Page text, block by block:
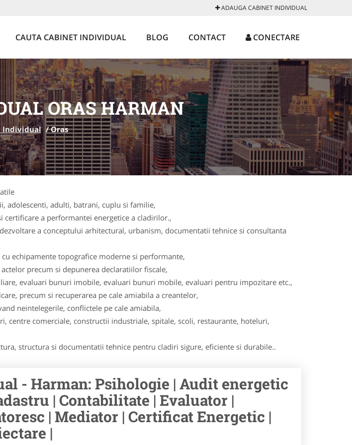
ADAUGA CABINET INDIVIDUAL
CAUTA CABINET INDIVIDUAL BLOG CONTACT CONECTARE
ORAS HARMAN
Individual /Oras
adolescenti, adulti, batrani, cuplu si familie,
certificare a performantei energetice a cladirilor.,
a conceptului arhitectural, urbanism, documentatii tehnice si consultanta
echipamente topografice moderne si performante,
precum si depunerea declaratiilor fiscale,
evaluari bunuri imobile, evaluari bunuri mobile, evaluari pentru impozitare etc.,
precum si recuperarea pe cale amiabila a creantelor,
neintelegerile, conflictele pe cale amiabila,
centre comerciale, constructii industriale, spitale, scoli, restaurante, hoteluri,
structura si documentatii tehnice pentru cladiri sigure, eficiente si durabile..
- Harman: Psihologie | Audit energetic
| Contabilitate | Evaluator |
| Mediator | Certificat Energetic |
|